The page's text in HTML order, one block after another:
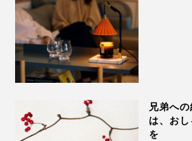
兄弟へ
は、お
を